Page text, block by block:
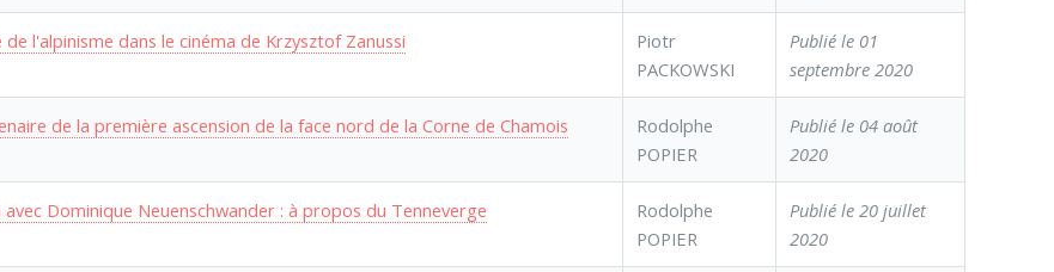
de l'alpinisme dans le cinéma de Krzysztof Zanussi
Piotr
PACKOWSKI
Publié le 01
septembre 2020
de la première ascension de la face nord de la Corne de Chamois
Rodolphe
POPIER
Publié le 04 août
2020
Dominique Neuenschwander : à propos du Tenneverge
Rodolphe
POPIER
Publié le 20 juillet
2020